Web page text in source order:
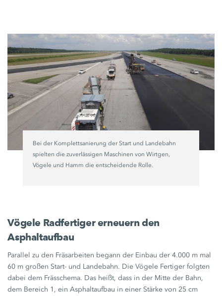
Bei der Komplettsanierung der Start und Landebahn
spielten die zuverlässigen Maschinen von Wirtgen,
Vögele und Hamm die entscheidende Rolle.
Vögele Radfertiger erneuern den
Asphaltaufbau
Parallel zu den Fräsarbeiten begann der Einbau der4.000 m mal
60 m großen Start- und Landebahn. Die Vögele Fertiger folgten
dabei dem Frässchema. Das heißt, dass in der Mitte der Bahn,
dem Bereich 1, ein Asphaltaufbau in einer Stärke von25 cm